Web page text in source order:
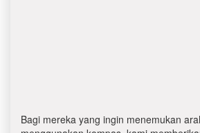
Bagi mereka yang ingin menemukan